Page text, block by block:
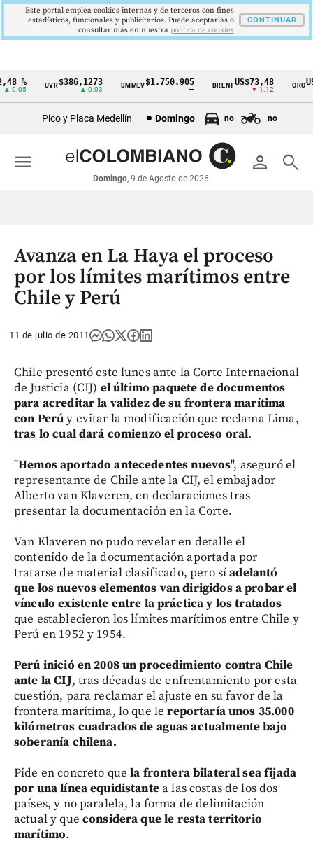
Cintillo
económicos
Colombia
% UVR$386,1273
▲ 0.03
SMMLV$1.750.905 BRENTUS$73,48
▼ 1.12
ORO
Pico y Placa Medellín Domingo no no
person search
Domingo, 9 de Agosto de 2026
menu
Avanza en La Haya el proceso
por los límites marítimos entre
Chile y Perú
11 de julio de 2011
Chile presentó este lunes ante la Corte Internacional
de Justicia (CIJ) el último paquete de documentos
para acreditar la validez de su frontera marítima
con Perúy evitar la modificación que reclama Lima,
tras lo cual dará comienzo el proceso oral.
"Hemos aportado antecedentes nuevos", aseguró el
representante de Chile ante la CIJ, el embajador
Alberto van Klaveren, en declaraciones tras
presentar la documentación en la Corte.
Van Klaveren no pudo revelar en detalle el
contenido de la documentación aportada por
tratarse de material clasificado, pero síadelantó
que los nuevos elementos van dirigidos a probar el
vínculo existente entre la práctica y los tratados
que establecieron los límites marítimos entre Chile y
Perú en 1952 y 1954.
Perú inició en 2008 un procedimiento contra Chile
ante la CIJ, tras décadas de enfrentamiento por esta
cuestión, para reclamar el ajuste en su favor de la
frontera marítima, lo que lereportaría unos 35.000
kilómetros cuadrados de aguas actualmente bajo
soberanía chilena.
Pide en concreto quela frontera bilateral sea fijada
por una línea equidistantea las costas de los dos
países, y no paralela, la forma de delimitación
actual y que considera que le resta territorio
marítimo.
Este portal emplea cookies internas y de terceros con fines
estadísticos, funcionales y publicitarios. Puede aceptarlas o
consultar más en nuestra politica de cookies
CONTINUAR